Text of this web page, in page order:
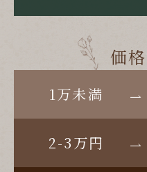
価
1万未満
2-3万円